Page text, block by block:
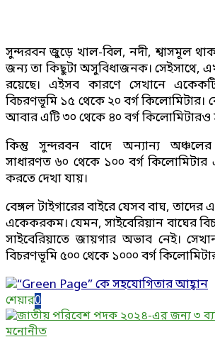
সুন্দরবন জুড়ে খাল-বিল, নদী, শ্বাসমূল
জন্য তা কিছুটা অসুবিধাজনক। সেইসাথে,
রয়েছে। এইসব কারণে সেখানে
বিচরণভূমি ১৫ থেকে ২০ বর্গ
আবার এটি ৩০ থেকে ৪০ বর্গ কিলোমিটারও
কিন্তু সুন্দরবন বাদে অন্যান্য অঞ্চলের
সাধারণত ৬০ থেকে ১০০ বর্গ
করতে দেখা যায়।
বেঙ্গল টাইগারের বাইরে যেসব বাঘ,
একেকরকম। যেমন, সাইবেরিয়ান বাঘের
সাইবেরিয়াতে জায়গার অভাব নেই।
বিচরণভূমি ৫০০ থেকে ১০০০ বর্গ
শেয়ার0